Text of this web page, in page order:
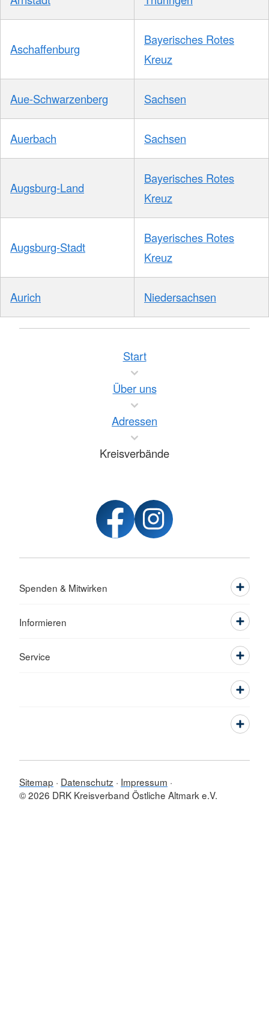
Aschaffenburg
Bayerisches Rotes
Kreuz
Aue-Schwarzenberg Sachsen
Auerbach Sachsen
Augsburg-Land
Bayerisches Rotes
Kreuz
Augsburg-Stadt
Bayerisches Rotes
Kreuz
Aurich Niedersachsen
Start
Über uns
Adressen
Kreisverbände
Spenden & Mitwirken
Informieren
Service
Sitemap Datenschutz
Impressum
© 2026 DRK Kreisverband Östliche Altmark e.V.